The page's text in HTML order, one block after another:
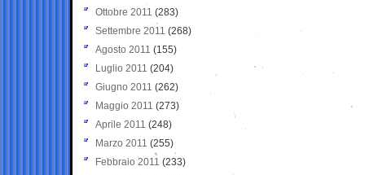
Ottobre 2011 (283)
Settembre 2011 (268)
Agosto 2011 (155)
Luglio 2011 (204)
Giugno 2011 (262)
Maggio 2011 (273)
Aprile 2011 (248)
Marzo 2011 (255)
Febbraio 2011 (233)